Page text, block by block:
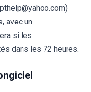
avec un
si les
dans les 72 heures.